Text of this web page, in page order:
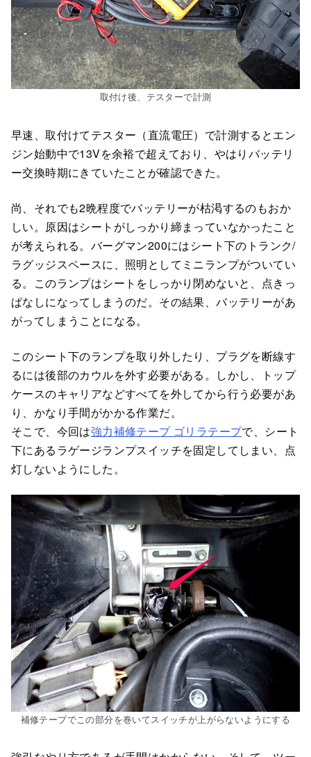
取付け後、テスターで計測
早速、取付けてテスター（直流電圧）で計測するとエン
ジン始動中で13Vを余裕で超えており、やはりバッテリ
ー交換時期にきていたことが確認できた。
尚、それでも2晩程度でバッテリーが枯渇するのもおか
しい。原因はシートがしっかり締まっていなかったこと
が考えられる。バーグマン200にはシート下のトランク/
ラグッジスペースに、照明としてミニランプがついてい
る。このランプはシートをしっかり閉めないと、点きっ
ぱなしになってしまうのだ。その結果、バッテリーがあ
がってしまうことになる。
このシート下のランプを取り外したり、プラグを断線す
るには後部のカウルを外す必要がある。しかし、トップ
ケースのキャリアなどすべてを外してから行う必要があ
り、かなり手間がかかる作業だ。
そこで、今回は強力補修テープ ゴリラテープで、シート
下にあるラゲージランプスイッチを固定してしまい、点
灯しないようにした。
補修テープでこの部分を巻いてスイッチが上がらないようにする